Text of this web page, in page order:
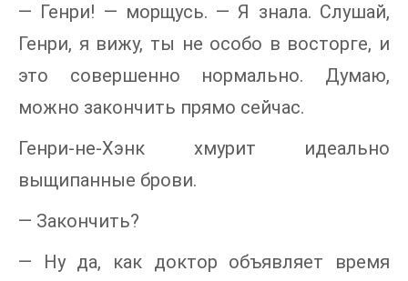
— Генри! — морщусь. — Я знала. Слушай,
Генри, я вижу, ты не особо в восторге, и
это совершенно нормально. Думаю,
можно закончить прямо сейчас.
Генри-не-Хэнк хмурит идеально
выщипанные брови.
— Закончить?
— Ну да, как доктор объявляет время